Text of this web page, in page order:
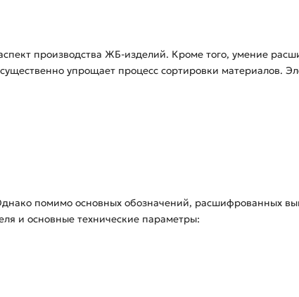
производства ЖБ-изделий. Кроме того, умение
упрощает процесс сортировки материалов.
помимо основных обозначений, расшифрованных
и основные технические параметры: